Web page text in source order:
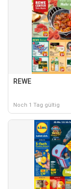
REWE
Noch 1 Tag gültig